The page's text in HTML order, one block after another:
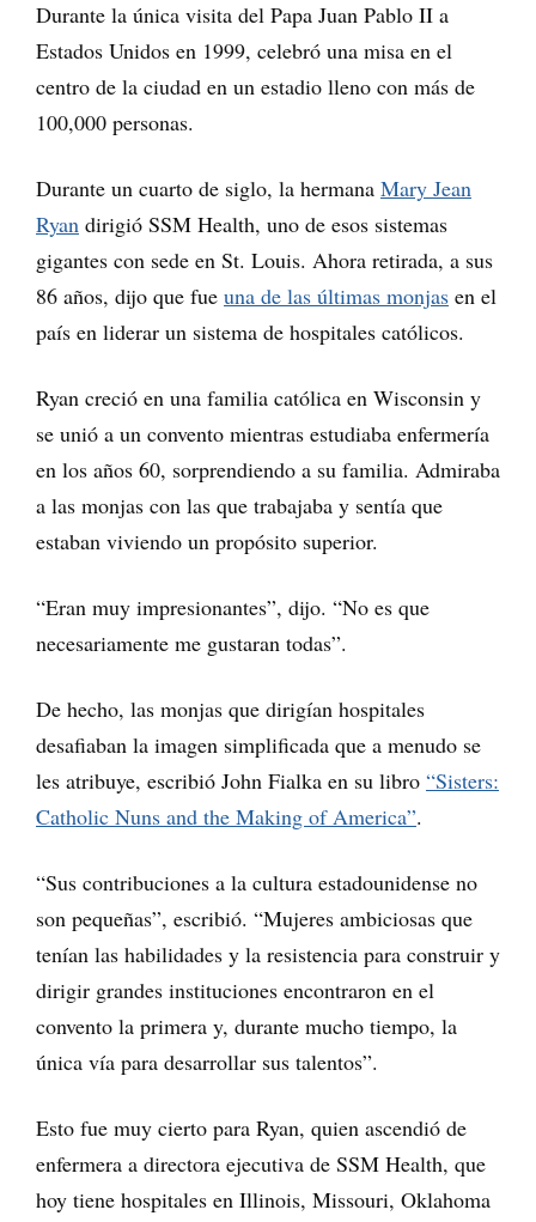
Durante la única visita del Papa Juan Pablo II a
Estados Unidos en 1999, celebró una misa en el
centro de la ciudad en un estadio lleno con más de
100,000 personas.
Durante un cuarto de siglo, la hermana Mary Jean
Ryan dirigió SSM Health, uno de esos sistemas
gigantes con sede en St. Louis. Ahora retirada, a sus
86 años, dijo que fue una de las últimas monjas en el
país en liderar un sistema de hospitales católicos.
Ryan creció en una familia católica en Wisconsin y
se unió a un convento mientras estudiaba enfermería
en los años 60, sorprendiendo a su familia. Admiraba
a las monjas con las que trabajaba y sentía que
estaban viviendo un propósito superior.
“Eran muy impresionantes”, dijo. “No es que
necesariamente me gustaran todas”.
De hecho, las monjas que dirigían hospitales
desafiaban la imagen simplificada que a menudo se
les atribuye, escribió John Fialka en su libro “Sisters:
Catholic Nuns and the Making of America”.
“Sus contribuciones a la cultura estadounidense no
son pequeñas”, escribió. “Mujeres ambiciosas que
tenían las habilidades y la resistencia para construir y
dirigir grandes instituciones encontraron en el
convento la primera y, durante mucho tiempo, la
única vía para desarrollar sus talentos”.
Esto fue muy cierto para Ryan, quien ascendió de
enfermera a directora ejecutiva de SSM Health, que
hoy tiene hospitales en Illinois, Missouri, Oklahoma